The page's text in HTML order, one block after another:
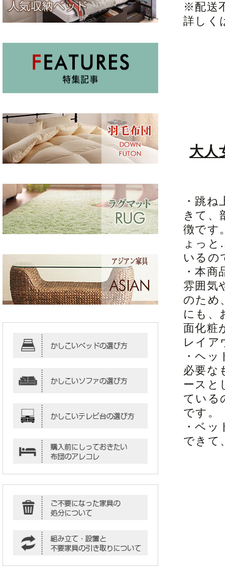
※配送
詳しく
大人
・跳
きて、
徴です
ょっ
いるの
・本
雰囲気
のため
にも、
面化粧
レイア
・ヘ
必要な
ースと
ている
です。
・ベ
できて